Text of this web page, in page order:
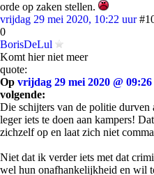
orde op zaken stellen.
vrijdag 29 mei 2020, 10:22 uur
0
BorisDeLul
Komt hier niet meer
quote:
Op vrijdag 29 mei 2020 @ 09:26
volgende:
Die schijters van de politie durven
leger iets te doen aan kampers!
zichzelf op en laat zich niet
Niet dat ik verder iets met dat
wel hun onafhankelijkheid en wil